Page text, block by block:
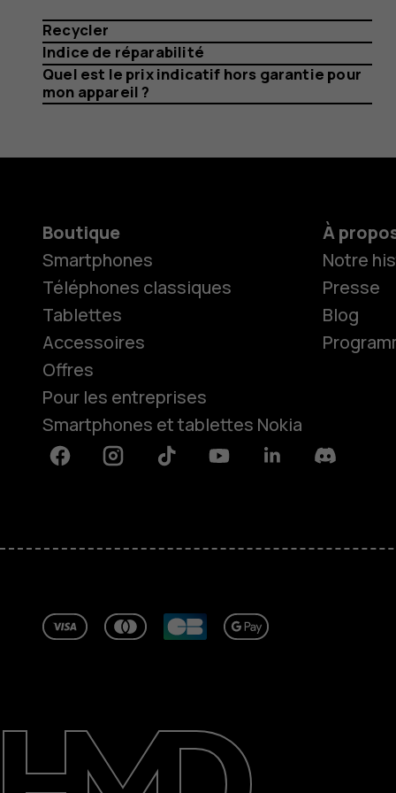
À propos
Assistance
France
Recycler
Indice de réparabilité
Quel est le prix indicatif hors garantie pour
mon appareil ?
Boutique
Smartphones
Téléphones classiques
Tablettes
Accessoires
Offres
Pour les entreprises
Smartphones et tablettes Nokia
À
Notre
Presse
Blog
FacebookInstagramTiktok YoutubeLinkedinDiscord